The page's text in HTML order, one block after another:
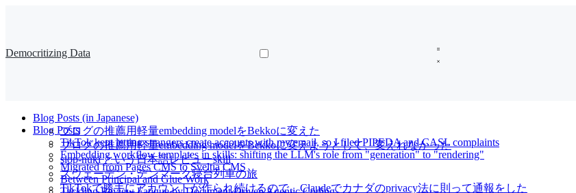
Democritizing Data
Blog Posts (in Japanese)
ブログの推薦用軽量embedding modelをBekkoに変えた
ブログの推薦用軽量embedding modelをBekkoに変えようとして、変えれなかった
slop-nuki という日本語レビューskill
スウェーデン・デンマーク寝台列車の旅
TikTokで勝手にアカウントが作られ続けるので、Claudeでカナダのprivacy法に則って通報をした
Blog Posts
TikTok kept letting strangers create accounts with my email, so I filed PIPEDA and CASL complaints
Embedding workflow templates in skills: shifting the LLM's role from "generation" to "rendering"
Migrated from Pages CMS to Sveltia CMS
Between Principal and Glue Work